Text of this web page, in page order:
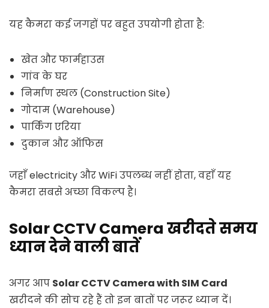
यह कैमरा कई जगहों पर बहुत उपयोगी होता है:
खेत और फार्महाउस
गांव के घर
निर्माण स्थल (Construction Site)
गोदाम (Warehouse)
पार्किंग एरिया
दुकान और ऑफिस
जहाँ electricity और WiFi उपलब्ध नहीं होता, वहाँ यह
कैमरा सबसे अच्छा विकल्प है।
Solar CCTV Camera खरीदते समय
ध्यान देने वाली बातें
अगर आप Solar CCTV Camera with SIM Card
खरीदने की सोच रहे हैं तो इन बातों पर जरूर ध्यान दें।